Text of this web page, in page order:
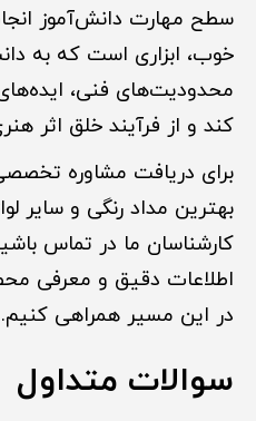
سطح مهارت دانش‌آموز
خوب، ابزاری است که به
محدودیت‌های فنی،
کند و از فرآیند خلق اثر
برای دریافت مشاوره
بهترین مداد رنگی و سایر
کارشناسان ما در تماس
اطلاعات دقیق و معرفی
در این مسیر همراهی کنیم.
سوالات متداول